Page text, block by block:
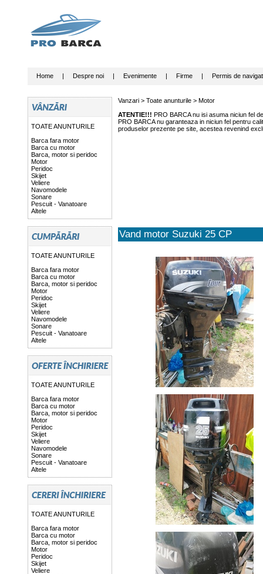
Home| Despre noi| Evenimente| Firme| Permis de
TOATE ANUNTURILE
Barca fara motor
Barca cu motor
Barca, motor si peridoc
Motor
Peridoc
Skijet
Veliere
Navomodele
Sonare
Pescuit - Vanatoare
Altele
TOATE ANUNTURILE
Barca fara motor
Barca cu motor
Barca, motor si peridoc
Motor
Peridoc
Skijet
Veliere
Navomodele
Sonare
Pescuit - Vanatoare
Altele
TOATE ANUNTURILE
Barca fara motor
Barca cu motor
Barca, motor si peridoc
Motor
Peridoc
Skijet
Veliere
Navomodele
Sonare
Pescuit - Vanatoare
Altele
TOATE ANUNTURILE
Barca fara motor
Barca cu motor
Barca, motor si peridoc
Motor
Peridoc
Skijet
Veliere
Vanzari > Toate anunturile> Motor
ATENTIE!!! PRO BARCA nu isi asuma niciun fel
PRO BARCA nu garanteaza in niciun fel pentru
produselor prezente pe site, acestea revenind
Vand motor Suzuki 25 CP